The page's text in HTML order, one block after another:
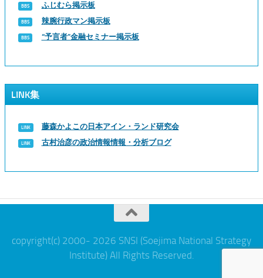
ふじむら掲示板
辣腕行政マン掲示板
“予言者”金融セミナー掲示板
LINK集
藤森かよこの日本アイン・ランド研究会
古村治彦の政治情報情報・分析ブログ
copyright(c) 2000- 2026 SNSI (Soejima National Strategy
Institute) All Rights Reserved.